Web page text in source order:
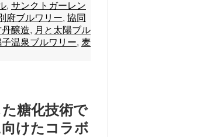
, サンクトガーレン
府ブルワリー, 協同
醸造, 月と太陽ブル
子温泉ブルワリー, 麦
た糖化技術で
けたコラボ